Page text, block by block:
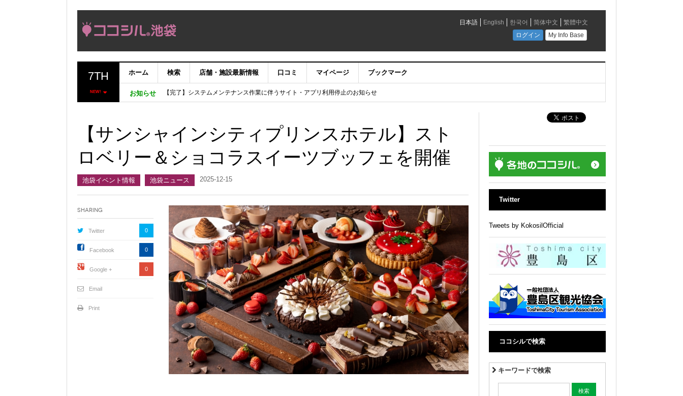
7TH
NEW!
ホーム 検索 店舗・施設最新情報 口コミ マイページ ブックマーク
お知らせ
【完了】システムメンテナンス作業に伴うサイト・アプリ利用停止のお知らせ
【重要：9月5日（火）22時】ココシル：アカウントサービス移行のお知らせ
「いま、困っている店舗の皆様を応援させていただきたい！」
【サンシャインシティプリンスホテル】スト
ロベリー＆ショコラスイーツブッフェを開催
池袋イベント情報 池袋ニュース 2025-12-15
Sharing
Twitter 0
Facebook 0
Google + 0
Email
Print
Twitter
Tweets by KokosilOfficial
ココシルで検索
キーワードで検索